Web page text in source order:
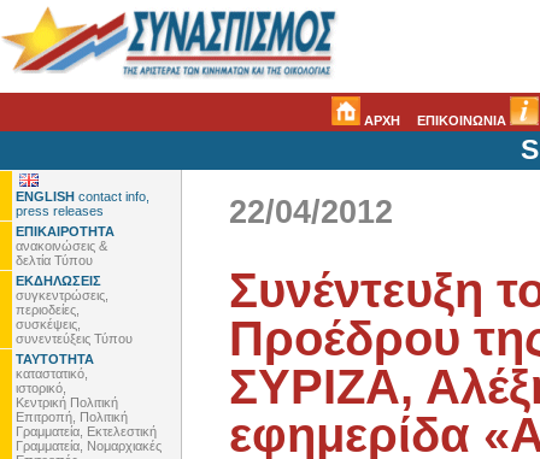
ΑΡΧΗ ΕΠΙΚΟΙΝΩΝΙΑ
ENGLISH contact info,
press releases
ΕΠΙΚΑΙΡΟΤΗΤΑ
ανακοινώσεις &
δελτία Τύπου
ΕΚΔΗΛΩΣΕΙΣ
συγκεντρώσεις,
περιοδείες,
συσκέψεις,
συνεντεύξεις Τύπου
ΤΑΥΤΟΤΗΤΑ
καταστατικό,
ιστορικό,
Κεντρική Πολιτική
Επιτροπή, Πολιτική
Γραμματεία, Εκτελεστική
Γραμματεία, Νομαρχιακές
22/04/2012
Συνέντευξη
Προέδρου
ΣΥΡΙΖΑ,
εφημερίδα